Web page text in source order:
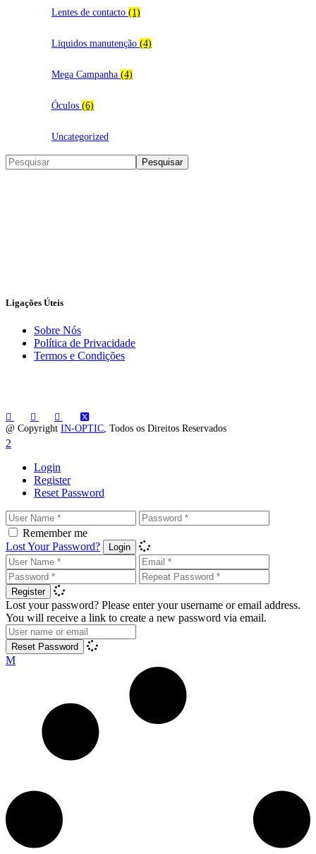
Lentes de contacto (1)
Liquidos manutenção (4)
Mega Campanha (4)
Óculos (6)
Uncategorized
Search Pesquisar
Ligações Úteis
Sobre Nós
Política de Privacidade
Termos e Condições
@ Copyright IN-OPTIC, Todos os Direitos Reservados
Login
Register
Reset Password
Remember me
Lost Your Password?
Login
Register
Lost your password? Please enter your username or email address.
You will receive a link to create a new password via email.
Reset Password